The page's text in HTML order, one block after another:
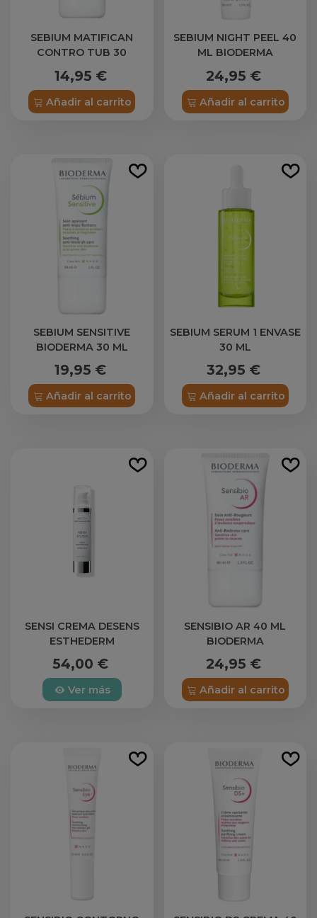
SEBIUM MATIFICAN
CONTRO TUB 30
14,95 €
Añadir al carrito
SEBIUM NIGHT PEEL 40
ML BIODERMA
24,95 €
Añadir al carrito
SEBIUM SENSITIVE
BIODERMA 30 ML
19,95 €
Añadir al carrito
SEBIUM SERUM 1 ENVASE
30 ML
32,95 €
Añadir al carrito
SENSI CREMA DESENS
ESTHEDERM
54,00 €
Ver más
SENSIBIO AR 40 ML
BIODERMA
24,95 €
Añadir al carrito